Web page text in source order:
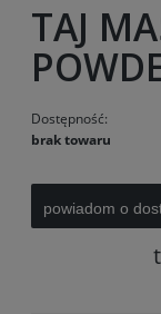
TAJ
Dostępność:
brak towaru
powiadom o